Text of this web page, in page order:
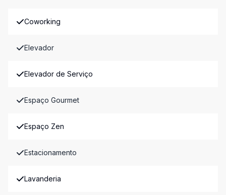
Coworking
Elevador
Elevador de Serviço
Espaço Gourmet
Espaço Zen
Estacionamento
Lavanderia